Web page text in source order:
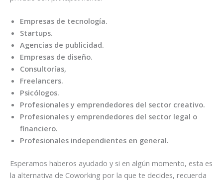
Empresas de tecnología.
Startups.
Agencias de publicidad.
Empresas de diseño.
Consultorías,
Freelancers.
Psicólogos.
Profesionales y emprendedores del sector creativo.
Profesionales y emprendedores del sector legal o
financiero.
Profesionales independientes en general.
Esperamos haberos ayudado y si en algún momento, esta es
la alternativa de Coworking por la que te decides, recuerda